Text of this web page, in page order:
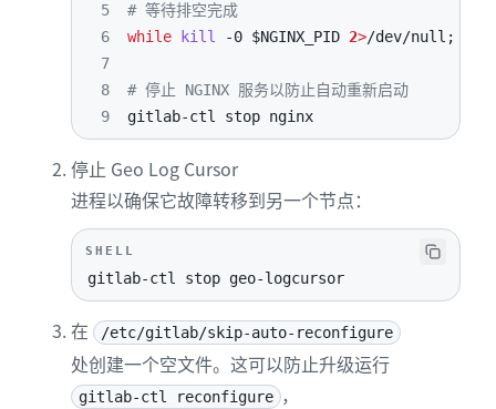
5
# 等待排空完成
6
while kill -0 $NGINX_PID 2>/dev/null ;
7
8
# 停止 NGINX 服务以防止自动重新启动
9
gitlab-ctl stop nginx
停止 Geo Log Cursor
进程以确保它故障转移到另一个节点：
SHELL
gitlab-ctl stop geo-logcursor
在 /etc/gitlab/skip-auto-reconfigure
处创建一个空文件。这可以防止升级运行
gitlab-ctl reconfigure
，